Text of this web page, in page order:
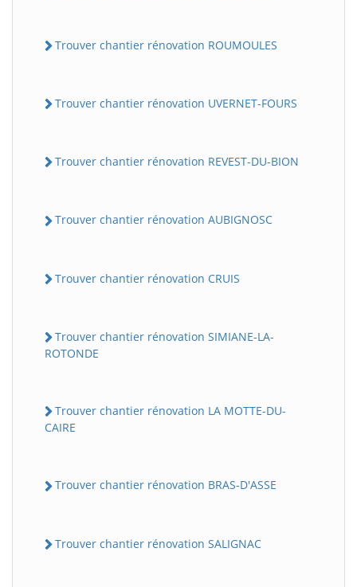
Trouver chantier rénovation ROUMOULES
Trouver chantier rénovation UVERNET-FOURS
Trouver chantier rénovation REVEST-DU-BION
Trouver chantier rénovation AUBIGNOSC
Trouver chantier rénovation CRUIS
Trouver chantier rénovation SIMIANE-LA-
ROTONDE
Trouver chantier rénovation LA MOTTE-DU-
CAIRE
Trouver chantier rénovation BRAS-D'ASSE
Trouver chantier rénovation SALIGNAC